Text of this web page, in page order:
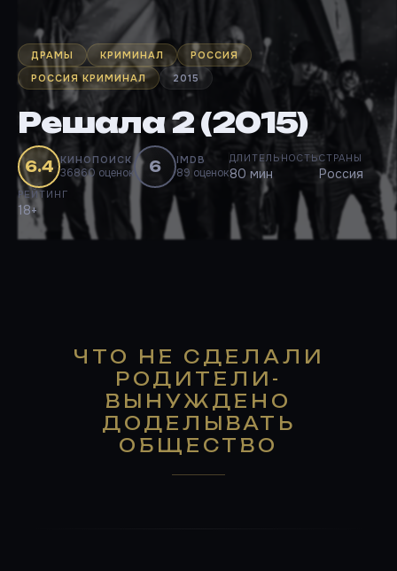
ДРАМЫ КРИМИНАЛ
РОССИЯ
РОССИЯ КРИМИНАЛ
2015
Решала 2 (2015)
6.4 КИНОПОИСК
36860 оценок 6 IMDB
89 оценок
ДЛИТЕЛЬНОСТЬ
80 мин
СТРАНЫ
Россия
РЕЙТИНГ
18+
ЧТО НЕ СДЕЛАЛИ
РОДИТЕЛИ-
ВЫНУЖДЕНО
ДОДЕЛЫВАТЬ
ОБЩЕСТВО